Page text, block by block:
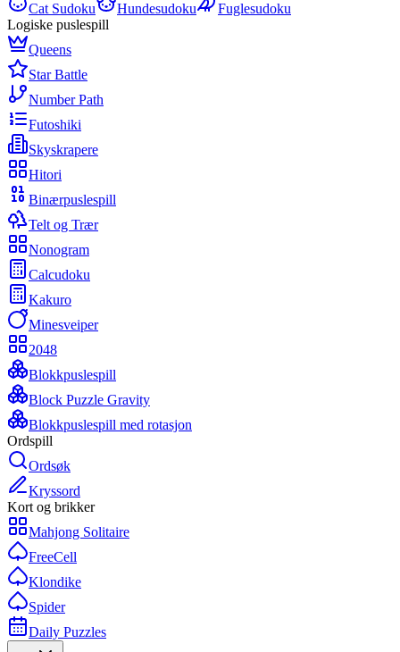
Cat Sudoku
Hundesudoku
Fuglesudoku
Logiske puslespill
Queens
Star Battle
Number Path
Futoshiki
Skyskrapere
Hitori
Binærpuslespill
Telt og Trær
Nonogram
Calcudoku
Kakuro
Minesveiper
2048
Blokkpuslespill
Block Puzzle Gravity
Blokkpuslespill med rotasjon
Ordspill
Ordsøk
Kryssord
Kort og brikker
Mahjong Solitaire
FreeCell
Klondike
Spider
Daily Puzzles